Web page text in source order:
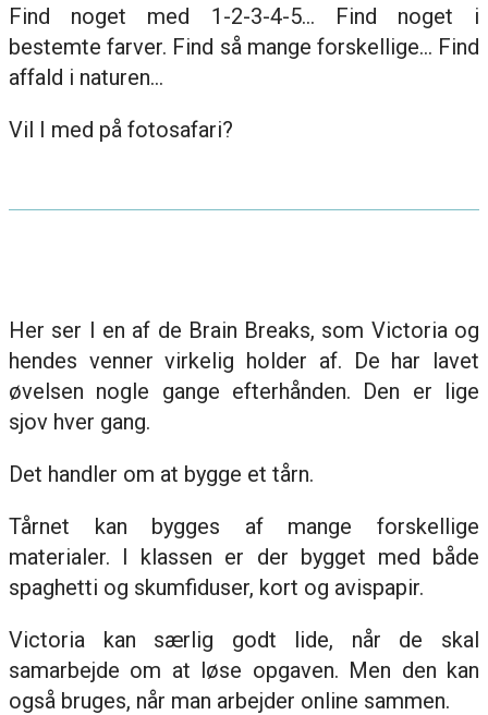
Find noget med 1-2-3-4-5… Find noget i
bestemte farver. Find så mange forskellige… Find
affald i naturen…
Vil I med på fotosafari?
Her ser I en af de Brain Breaks, som Victoria og
hendes venner virkelig holder af. De har lavet
øvelsen nogle gange efterhånden. Den er lige
sjov hver gang.
Det handler om at bygge et tårn.
Tårnet kan bygges af mange forskellige
materialer. I klassen er der bygget med både
spaghetti og skumfiduser, kort og avispapir.
Victoria kan særlig godt lide, når de skal
samarbejde om at løse opgaven. Men den kan
også bruges, når man arbejder online sammen.